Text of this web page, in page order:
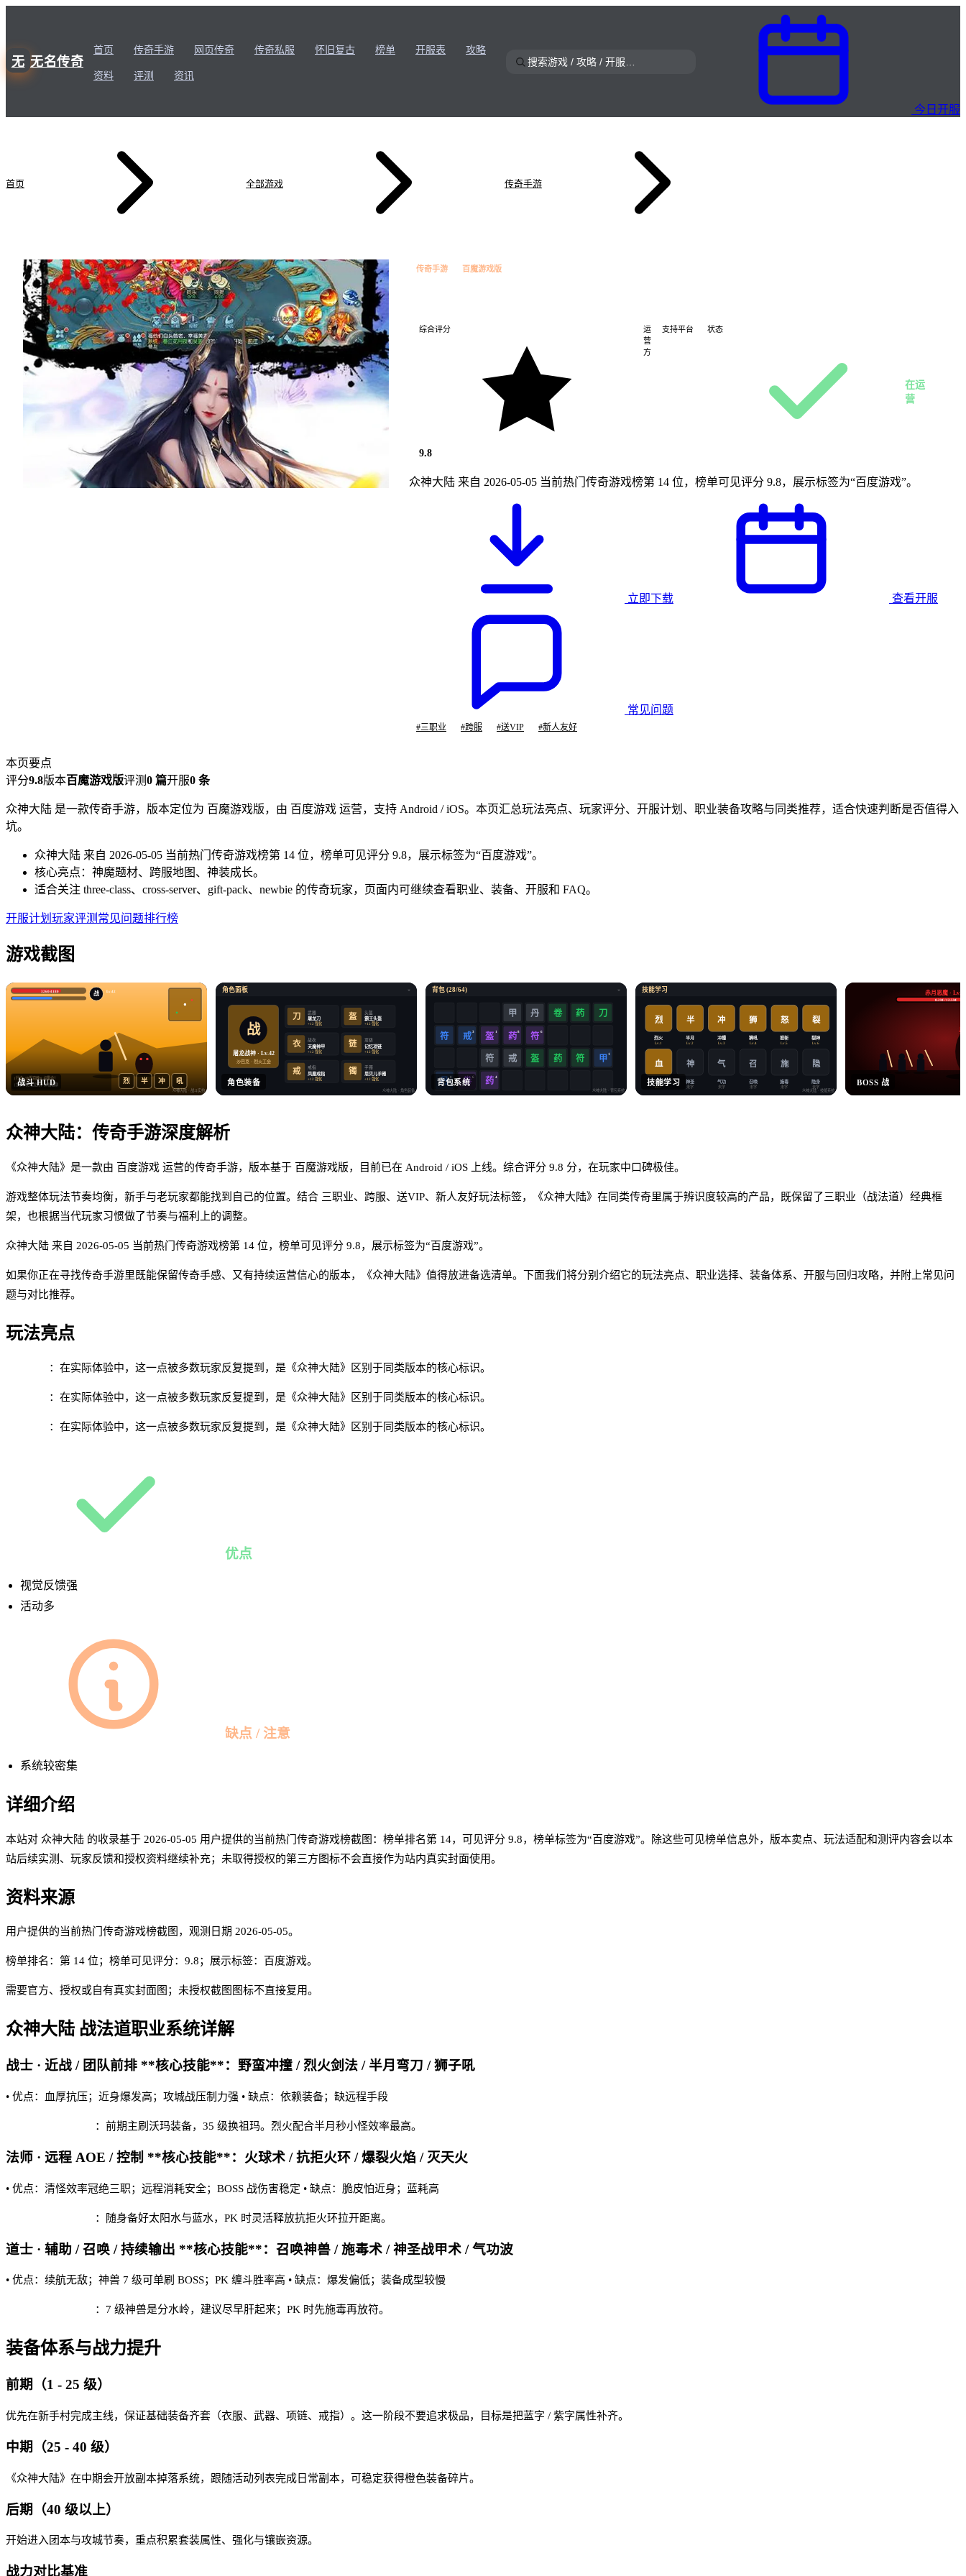
无 无名传奇
首页 传奇手游 网页传奇 传奇私服 怀旧复古 榜单 开服表 攻略
资料 评测 资讯
今日开服
首页 全部游戏 传奇手游
传奇手游 百魔游戏版
综合评分
9.8
运
营
方
支持平台 状态
在运
营
众神大陆 来自 2026-05-05 当前热门传奇游戏榜第 14 位，榜单可见评分 9.8，展示标签为“百度游戏”。
立即下载 查看开服
常见问题
#三职业 #跨服 #送VIP #新人友好
本页要点
评分9.8版本百魔游戏版评测0 篇开服0 条
众神大陆 是一款传奇手游，版本定位为 百魔游戏版，由 百度游戏 运营，支持 Android / iOS。本页汇总玩法亮点、玩家评分、开服计划、职业装备攻略与同类推荐，适合快速判断是否值得入
坑。
众神大陆 来自 2026-05-05 当前热门传奇游戏榜第 14 位，榜单可见评分 9.8，展示标签为“百度游戏”。
核心亮点：神魔题材、跨服地图、神装成长。
适合关注 three-class、cross-server、gift-pack、newbie 的传奇玩家，页面内可继续查看职业、装备、开服和 FAQ。
开服计划 玩家评测 常见问题排行榜
游戏截图
3260/4180 战 Lv.42
烈 半 冲 吼
[行会] 沙巴克晚 8 点集合！
[世界] 收 屠龙刀，价格私聊
众神大陆 · 战斗实拍
战斗 HUD
角色面板 ×
战
屠龙战神 · Lv.42
沙巴克 · 烈火工会
刀
武器
屠龙刀
+12 强化
盔
头盔
霸王头盔
+12 强化
衣
战衣
天魔神甲
+12 强化
链
项链
记忆项链
+12 强化
戒
戒指
凤凰戒指
+12 强化
镯
手镯
思贝儿手镯
+12 强化
众神大陆 · 角色装备
角色装备
背包 (28/64) ×
甲 丹 卷 药 刀
符 戒3 盔 1 药 8 符 6
符 戒 盔 药 符 甲 1
丹8 卷 6 药 4
众神大陆 · 背包系统
背包系统
技能学习
烈
烈火
Lv.1
半
半月
Lv.2
冲
冲撞
Lv.3
狮
狮吼
Lv.4
怒
怒斩
Lv.5
裂
裂神
Lv.6
血
血爆
Lv.7
神
神圣
未学
气
气功
未学
召
召唤
未学
施
施毒
未学
隐
隐身
未学
众神大陆· 技能系统
技能学习
赤月恶魔 ·
8.2M / 12.5M
BOSS 战
众神大陆： 传奇手游深度解析
《众神大陆》是一款由 百度游戏 运营的传奇手游，版本基于 百魔游戏版，目前已在 Android / iOS 上线。综合评分 9.8 分，在玩家中口碑极佳。
游戏整体玩法节奏均衡，新手与老玩家都能找到自己的位置。结合 三职业、跨服、送VIP、新人友好玩法标签，《众神大陆》在同类传奇里属于辨识度较高的产品，既保留了三职业（战法道）经典框
架，也根据当代玩家习惯做了节奏与福利上的调整。
众神大陆 来自 2026-05-05 当前热门传奇游戏榜第 14 位，榜单可见评分 9.8，展示标签为“百度游戏”。
如果你正在寻找传奇手游里既能保留传奇手感、又有持续运营信心的版本，《众神大陆》值得放进备选清单。下面我们将分别介绍它的玩法亮点、职业选择、装备体系、开服与回归攻略，并附上常见问
题与对比推荐。
玩法亮点
：在实际体验中，这一点被多数玩家反复提到，是《众神大陆》区别于同类版本的核心标识。
：在实际体验中，这一点被多数玩家反复提到，是《众神大陆》区别于同类版本的核心标识。
：在实际体验中，这一点被多数玩家反复提到，是《众神大陆》区别于同类版本的核心标识。
优点
视觉反馈强
活动多
缺点 / 注意
系统较密集
详细介绍
本站对 众神大陆 的收录基于 2026-05-05 用户提供的当前热门传奇游戏榜截图：榜单排名第 14，可见评分 9.8，榜单标签为“百度游戏”。除这些可见榜单信息外，版本卖点、玩法适配和测评内容会以本
站后续实测、玩家反馈和授权资料继续补充；未取得授权的第三方图标不会直接作为站内真实封面使用。
资料来源
用户提供的当前热门传奇游戏榜截图 ，观测日期 2026-05-05。
榜单排名：第 14 位；榜单可见评分： 9.8；展示标签： 百度游戏。
需要官方、授权或自有真实封面图；未授权截图图标不直接复用。
众神大陆 战法道职业系统详解
战士 · 近战 / 团队前排 **核心技能**：野蛮冲撞 / 烈火剑法 / 半月弯刀 / 狮子吼
• 优点：血厚抗压；近身爆发高；攻城战压制力强 • 缺点：依赖装备；缺远程手段
：前期主刷沃玛装备，35 级换祖玛。烈火配合半月秒小怪效率最高。
法师 · 远程 AOE / 控制 **核心技能**：火球术 / 抗拒火环 / 爆裂火焰 / 灭天火
• 优点：清怪效率冠绝三职；远程消耗安全；BOSS 战伤害稳定 • 缺点：脆皮怕近身；蓝耗高
：随身备好太阳水与蓝水，PK 时灵活释放抗拒火环拉开距离。
道士 · 辅助 / 召唤 / 持续输出 **核心技能**：召唤神兽 / 施毒术 / 神圣战甲术 / 气功波
• 优点：续航无敌；神兽 7 级可单刷 BOSS；PK 缠斗胜率高 • 缺点：爆发偏低；装备成型较慢
：7 级神兽是分水岭，建议尽早肝起来；PK 时先施毒再放符。
装备体系与战力提升
前期（1 - 25 级）
优先在新手村完成主线，保证基础装备齐套（衣服、武器、项链、戒指）。这一阶段不要追求极品，目标是把蓝字 / 紫字属性补齐。
中期（25 - 40 级）
《众神大陆》在中期会开放副本掉落系统，跟随活动列表完成日常副本，可稳定获得橙色装备碎片。
后期（40 级以上）
开始进入团本与攻城节奏，重点积累套装属性、强化与镶嵌资源。
战力对比基准